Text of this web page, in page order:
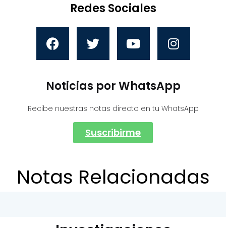
Redes Sociales
Noticias por WhatsApp
Recibe nuestras notas directo en tu WhatsApp
Suscribirme
Notas Relacionadas